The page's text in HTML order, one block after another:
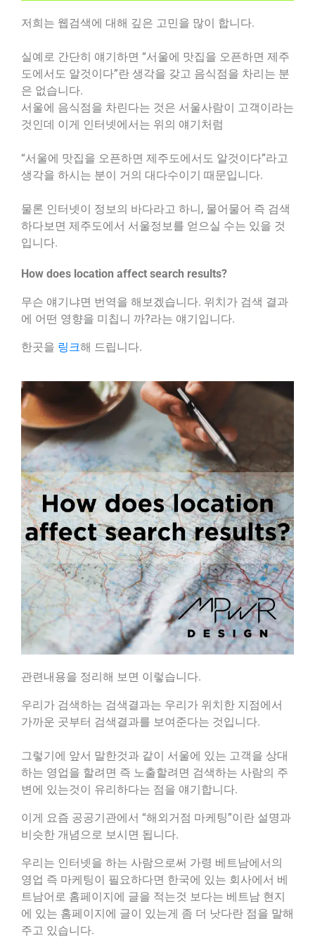
저희는 웹검색에 대해 깊은 고민을 많이 합니다.
실예로 간단히 얘기하면 “서울에 맛집을 오픈하면 제주
도에서도 알것이다”란 생각을 갖고 음식점을 차리는 분
은 없습니다.
서울에 음식점을 차린다는 것은 서울사람이 고객이라는
것인데 이게 인터넷에서는 위의 얘기처럼
“서울에 맛집을 오픈하면 제주도에서도 알것이다”라고
생각을 하시는 분이 거의 대다수이기 때문입니다.
물론 인터넷이 정보의 바다라고 하니, 물어물어 즉 검색
하다보면 제주도에서 서울정보를 얻으실 수는 있을 것
입니다.
How does location affect search results?
무슨 얘기냐면 번역을 해보겠습니다. 위치가 검색 결과
에 어떤 영향을 미칩니 까?라는 얘기입니다.
한곳을 링크해 드립니다.
관련내용을 정리해 보면 이렇습니다.
우리가 검색하는 검색결과는 우리가 위치한 지점에서
가까운 곳부터 검색결과를 보여준다는 것입니다.
그렇기에 앞서 말한것과 같이 서울에 있는 고객을 상대
하는 영업을 할려면 즉 노출할려면 검색하는 사람의 주
변에 있는것이 유리하다는 점을 얘기합니다.
이게 요즘 공공기관에서 “해외거점 마케팅”이란 설명과
비슷한 개념으로 보시면 됩니다.
우리는 인터넷을 하는 사람으로써 가령 베트남에서의
영업 즉 마케팅이 필요하다면 한국에 있는 회사에서 베
트남어로 홈페이지에 글을 적는것 보다는 베트남 현지
에 있는 홈페이지에 글이 있는게 좀 더 낫다란 점을 말해
주고 있습니다.